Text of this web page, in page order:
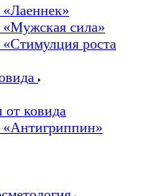
сила»
роста
ковида